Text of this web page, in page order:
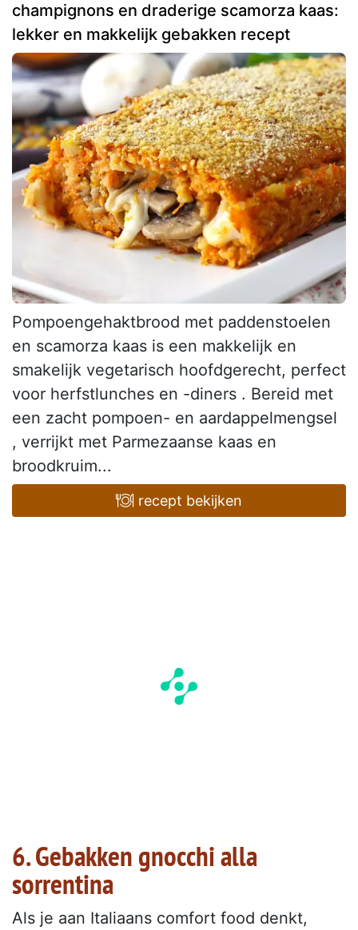
champignons en draderige scamorza kaas:
lekker en makkelijk gebakken recept
Pompoengehaktbrood met paddenstoelen
en scamorza kaas is een makkelijk en
smakelijk vegetarisch hoofdgerecht, perfect
voor herfstlunches en -diners . Bereid met
een zacht pompoen- en aardappelmengsel
, verrijkt met Parmezaanse kaas en
broodkruim...
recept bekijken
6. Gebakken gnocchi alla
sorrentina
Als je aan Italiaans comfort food denkt,